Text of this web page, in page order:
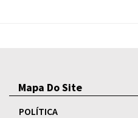
Mapa Do Site
POLÍTICA